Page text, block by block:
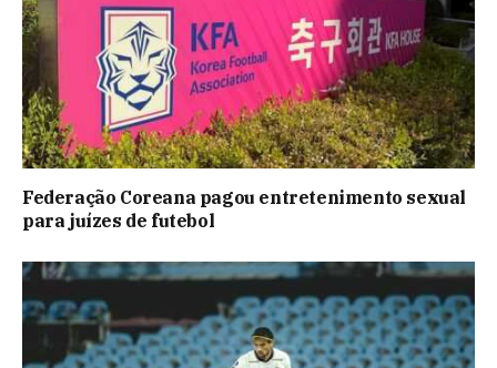
Federação Coreana pagou entretenimento sexual
para juízes de futebol